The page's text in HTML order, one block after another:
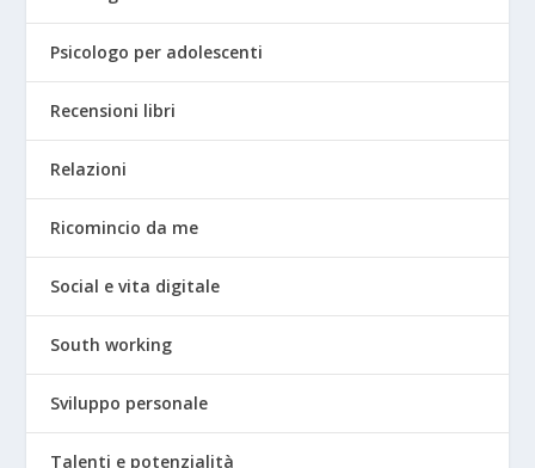
Psicologo per adolescenti
Recensioni libri
Relazioni
Ricomincio da me
Social e vita digitale
South working
Sviluppo personale
Talenti e potenzialità